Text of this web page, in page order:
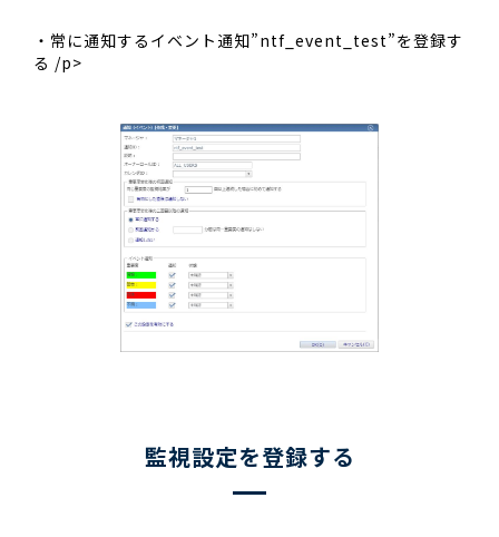
・常に通知するイベント通知”ntf_event_test”を登録す
る /p>
監視設定を登録する